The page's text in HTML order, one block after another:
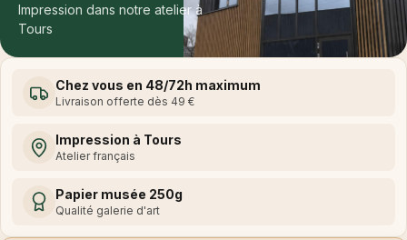
Impression dans notre atelier à
Tours
Chez vous en 48/72h maximum
Livraison offerte dès 49 €
Impression à Tours
Atelier français
Papier musée 250g
Qualité galerie d'art